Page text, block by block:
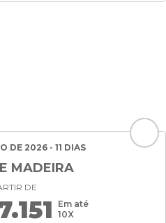
DE 2026 - 11 DIAS
MADEIRA
DE
Em até
10X